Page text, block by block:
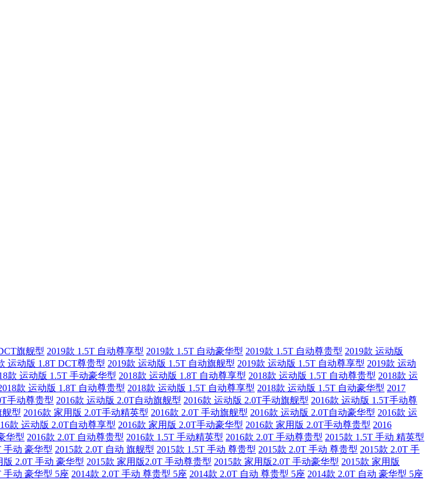
旗舰型 2019款 1.5T 自动尊享型 2019款 1.5T 自动豪华型 2019款 1.5T 自动尊贵型 2019款 运动版
运动版 1.8T DCT尊贵型 2019款 运动版 1.5T 自动旗舰型 2019款 运动版 1.5T 自动尊享型 2019款 运动
款 运动版 1.5T 手动豪华型 2018款 运动版 1.8T 自动尊享型 2018款 运动版 1.5T 自动尊贵型 2018款 运
款 运动版 1.8T 自动尊贵型 2018款 运动版 1.5T 自动尊享型 2018款 运动版 1.5T 自动豪华型 2017
手动尊贵型 2016款 运动版 2.0T自动旗舰型 2016款 运动版 2.0T手动旗舰型 2016款 运动版 1.5T手动尊
舰型 2016款 家用版 2.0T手动精英型 2016款 2.0T 手动旗舰型 2016款 运动版 2.0T自动豪华型 2016款 运
款 运动版 2.0T自动尊享型 2016款 家用版 2.0T手动豪华型 2016款 家用版 2.0T手动尊贵型 2016
华型 2016款 2.0T 自动尊贵型 2016款 1.5T 手动精英型 2016款 2.0T 手动尊贵型 2015款 1.5T 手动 精英型
手动 豪华型 2015款 2.0T 自动 旗舰型 2015款 1.5T 手动 尊贵型 2015款 2.0T 手动 尊贵型 2015款 2.0T 手
版 2.0T 手动 豪华型 2015款 家用版2.0T 手动尊贵型 2015款 家用版2.0T 手动豪华型 2015款 家用版
手动 豪华型 5座 2014款 2.0T 手动 尊贵型 5座 2014款 2.0T 自动 尊贵型 5座 2014款 2.0T 自动 豪华型 5座